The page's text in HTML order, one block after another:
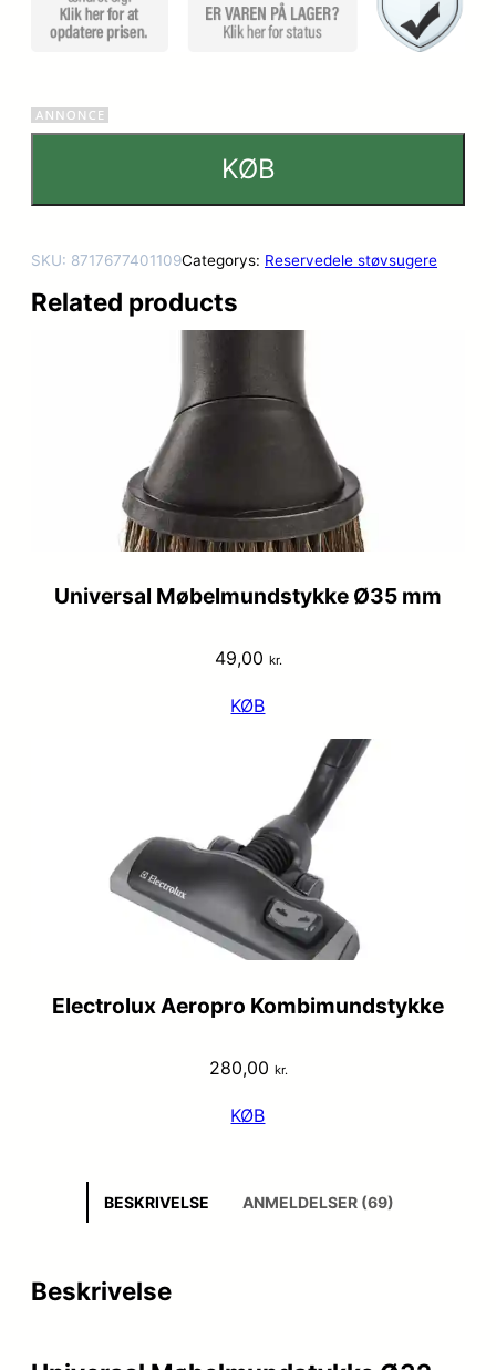
KØB
SKU: 8717677401109Categorys: Reservedele støvsugere
Related products
Universal Møbelmundstykke Ø35 mm
49,00 kr.
KØB
Electrolux Aeropro Kombimundstykke
280,00 kr.
KØB
BESKRIVELSE ANMELDELSER (69)
Beskrivelse